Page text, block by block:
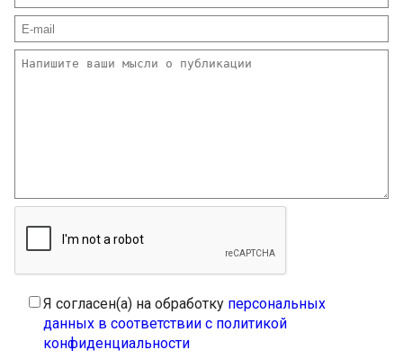
Я согласен(а) на обработку персональных
данных в соответствии с политикой
конфиденциальности